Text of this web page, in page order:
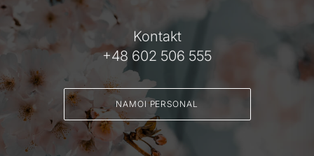
Kontakt
+48 602 506 555
NAMOI PERSONAL